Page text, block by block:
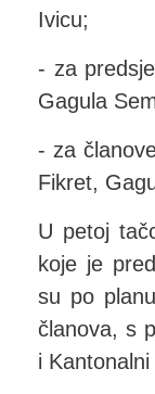
Ivicu;
- za
Gagula
- za
Fikret,
U petoj
koje je
su po
članova, s
i